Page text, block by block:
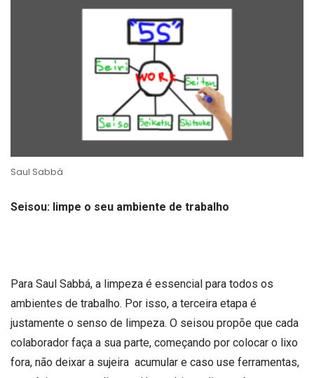
Saul Sabbá
Seisou: limpe o seu ambiente de trabalho
Para Saul Sabbá, a limpeza é essencial para todos os
ambientes de trabalho. Por isso, a terceira etapa é
justamente o senso de limpeza. O seisou propõe que cada
colaborador faça a sua parte, começando por colocar o lixo
fora, não deixar a sujeira acumular e caso use ferramentas,